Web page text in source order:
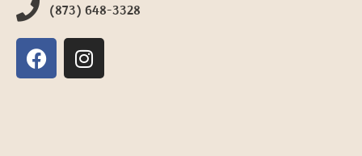
(873) 648-3328